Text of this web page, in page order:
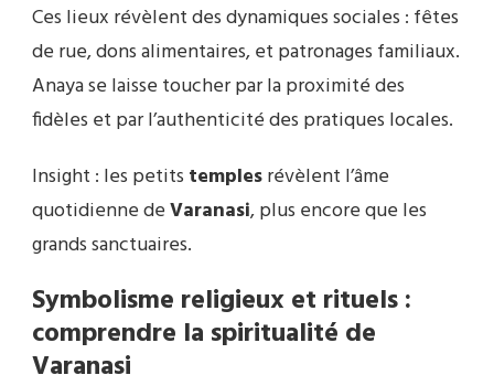
Ces lieux révèlent des dynamiques sociales : fêtes
de rue, dons alimentaires, et patronages familiaux.
Anaya se laisse toucher par la proximité des
fidèles et par l’authenticité des pratiques locales.
Insight : les petits templesrévèlent l’âme
quotidienne deVaranasi, plus encore que les
grands sanctuaires.
Symbolisme religieux et rituels :
comprendre la spiritualité de